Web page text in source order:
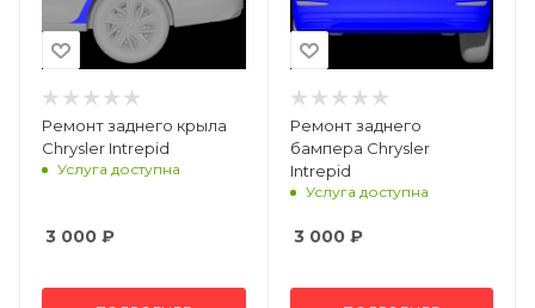
Ремонт заднего крыла
Chrysler Intrepid
Услуга доступна
3 000 ₽
Ремонт заднего
бампера Chrysler
Intrepid
Услуга доступна
3 000₽